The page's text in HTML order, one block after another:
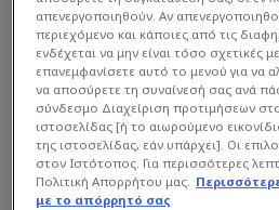
απενεργοποιηθούν. Αν
περιεχόμενο και κάποιες από τις
ενδέχεται να μην είναι τόσο σχετικές
επανεμφανίσετε αυτό το μενού για να
να αποσύρετε τη συναίνεσή σας ανά
σύνδεσμο Διαχείριση προτιμήσεων
ιστοσελίδας [ή το αιωρούμενο
της ιστοσελίδας, εάν υπάρχει]. Οι
στον Ιστότοπος. Για περισσότερες
Πολιτική Απορρήτου μας.
με το απόρρητό σας